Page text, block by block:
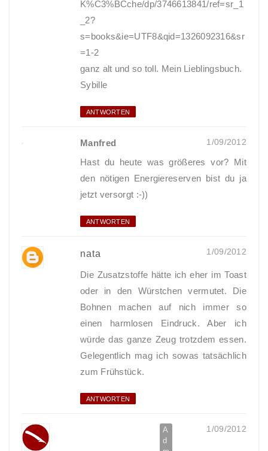
K%C3%BCche/dp/3746613841/ref=sr_1
_2?
s=books&ie=UTF8&qid=1326092316&sr
=1-2
ganz alt und so toll. Mein Lieblingsbuch.
Sybille
ANTWORTEN
Manfred 1/09/2012
Hast du heute was größeres vor? Mit
den nötigen Energiereserven bist du ja
jetzt versorgt :-))
ANTWORTEN
nata 1/09/2012
Die Zusatzstoffe hätte ich eher im Toast
oder in den Würstchen vermutet. Die
Bohnen machen auf nich immer so
einen harmlosen Eindruck. Aber ich
würde das ganze Zeug trotzdem essen.
Gelegentlich mag ich sowas tatsächlich
zum Frühstück.
ANTWORTEN
1/09/2012